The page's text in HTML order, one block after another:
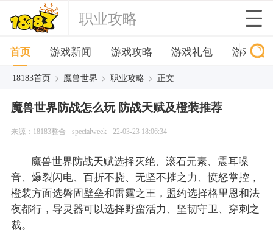
职业攻略
首页 游戏新闻 游戏攻略 游戏礼包 游戏下
18183首页 > 魔兽世界 > 职业攻略 > 正文
魔兽世界防战怎么玩 防战天赋及橙装推荐
来源：18183整合 specialweek 22-03-23 18:06:34
魔兽世界防战天赋选择灭绝、滚石元素、震耳噪
音、爆裂闪电、百折不挠、无坚不摧之力、愤怒掌控，
橙装方面选磐固壁垒和雷霆之王，盟约选择格里恩和法
夜都行，导灵器可以选择野蛮活力、坚韧守卫、穿刺之
裁。